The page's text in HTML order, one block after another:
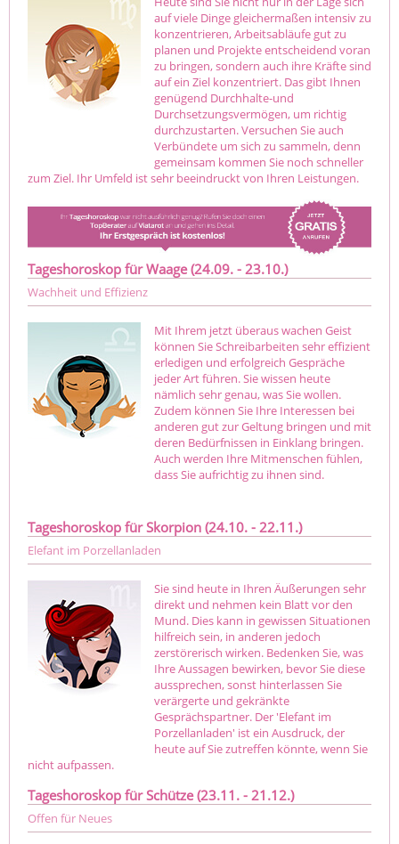
auf viele Dinge gleichermaßen intensiv zu
konzentrieren, Arbeitsabläufe gut zu
planen und Projekte entscheidend voran
zu bringen, sondern auch ihre Kräfte sind
auf ein Ziel konzentriert. Das gibt Ihnen
genügend Durchhalte-und
Durchsetzungsvermögen, um richtig
durchzustarten. Versuchen Sie auch
Verbündete um sich zu sammeln, denn
gemeinsam kommen Sie noch schneller
zum Ziel. Ihr Umfeld ist sehr beeindruckt von Ihren Leistungen.
Tageshoroskop für Waage (24.09. - 23.10.)
Wachheit und Effizienz
Mit Ihrem jetzt überaus wachen Geist
können Sie Schreibarbeiten sehr effizient
erledigen und erfolgreich Gespräche
jeder Art führen. Sie wissen heute
nämlich sehr genau, was Sie wollen.
Zudem können Sie Ihre Interessen bei
anderen gut zur Geltung bringen und mit
deren Bedürfnissen in Einklang bringen.
Auch werden Ihre Mitmenschen fühlen,
dass Sie aufrichtig zu ihnen sind.
Tageshoroskop für Skorpion (24.10. - 22.11.)
Elefant im Porzellanladen
Sie sind heute in Ihren Äußerungen sehr
direkt und nehmen kein Blatt vor den
Mund. Dies kann in gewissen Situationen
hilfreich sein, in anderen jedoch
zerstörerisch wirken. Bedenken Sie, was
Ihre Aussagen bewirken, bevor Sie diese
aussprechen, sonst hinterlassen Sie
verärgerte und gekränkte
Gesprächspartner. Der 'Elefant im
Porzellanladen' ist ein Ausdruck, der
heute auf Sie zutreffen könnte, wenn Sie
nicht aufpassen.
Tageshoroskop für Schütze (23.11. - 21.12.)
Offen für Neues